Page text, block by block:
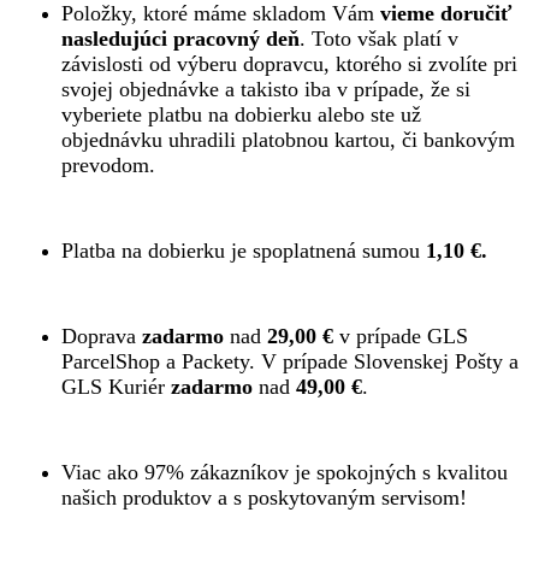
Položky, ktoré máme skladom Vám vieme doručiť
nasledujúci pracovný deň. Toto však platí v
závislosti od výberu dopravcu, ktorého si zvolíte pri
svojej objednávke a takisto iba v prípade, že si
vyberiete platbu na dobierku alebo ste už
objednávku uhradili platobnou kartou, či bankovým
prevodom.
Platba na dobierku je spoplatnená sumou 1,10 €.
Doprava zadarmo nad 29,00 € v prípade GLS
ParcelShop a Packety. V prípade Slovenskej Pošty a
GLS Kuriér zadarmo nad 49,00 €.
Viac ako 97% zákazníkov je spokojných s kvalitou
našich produktov a s poskytovaným servisom!